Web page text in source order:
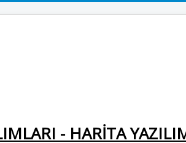
- HARİTA